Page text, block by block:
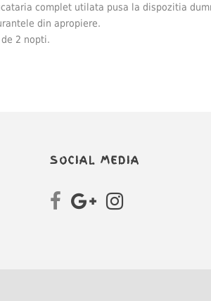
complet utilata pusa la dispozitia
din apropiere.
2 nopti.
SOCIAL MEDIA